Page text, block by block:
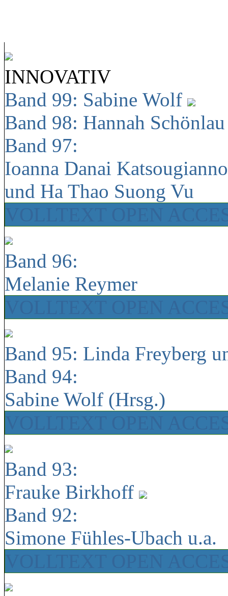
INNOVATIV
Band 99: Sabine Wolf
Band 98: Hannah
Band 97:
Ioanna Danai
und Ha Thao Suong Vu
Band 96:
Melanie Reymer
Band 95: Linda Freyberg
Band 94:
Sabine Wolf (Hrsg.)
Band 93:
Frauke Birkhoff
Band 92:
Simone Fühles-Ubach u.a.